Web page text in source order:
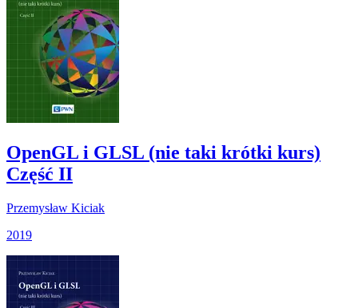
OpenGL i GLSL (nie taki krótki kurs)
Część II
Przemysław Kiciak
2019